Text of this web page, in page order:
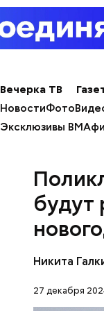
Вечерка ТВ
НовостиФото
Эксклюзивы ВМ
будут
Никита
27 декабря
Небольшой
который